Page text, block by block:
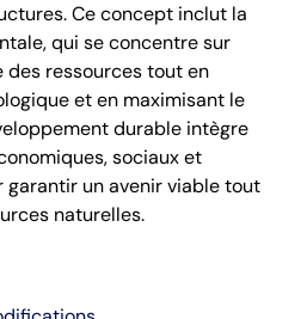
Ce concept inclut la
qui se concentre sur
des ressources tout en
et en maximisant le
durable intègre
sociaux et
garantir un avenir viable tout
naturelles.